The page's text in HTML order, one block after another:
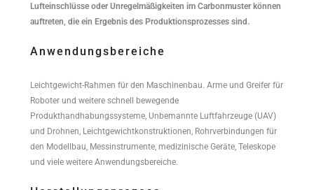
Lufteinschlüsse oder Unregelmäßigkeiten im Carbonmuster können
auftreten, die ein Ergebnis des Produktionsprozesses sind.
Anwendungsbereiche
Leichtgewicht-Rahmen für den Maschinenbau. Arme und Greifer für
Roboter und weitere schnell bewegende
Produkthandhabungssysteme, Unbemannte Luftfahrzeuge (UAV)
und Drohnen, Leichtgewichtkonstruktionen, Rohrverbindungen für
den Modellbau, Messinstrumente, medizinische Geräte, Teleskope
und viele weitere Anwendungsbereiche.